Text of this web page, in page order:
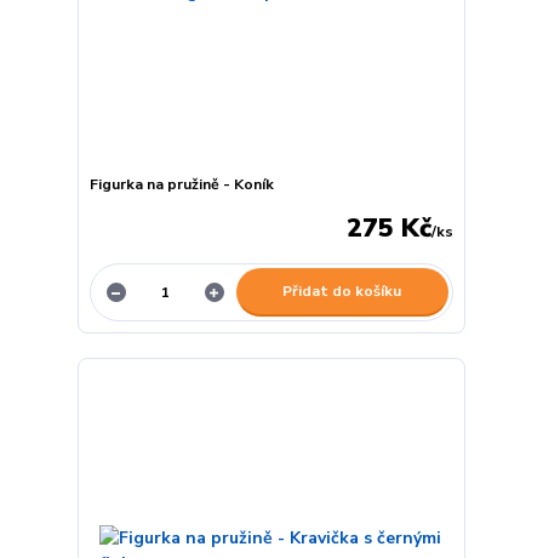
Figurka na pružině - Koník
275 Kč/ks
Přidat do košíku